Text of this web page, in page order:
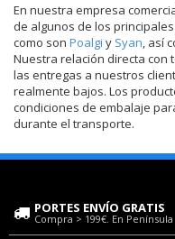
En nuestra empresa
de algunos de los
como son Poalgi y Syan , así
Nuestra relación directa con
las entregas a nuestros
realmente bajos. Los
condiciones de embalaje
durante el transporte.
PORTES ENVÍO GRATIS
Compra > 199€. En Península